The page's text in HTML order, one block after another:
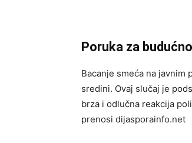
Poruka za
Bacanje smeća na
sredini. Ovaj slučaj je
brza i odlučna reakcija
prenosi dijasporainfo.net